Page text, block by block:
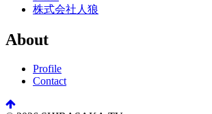
株式会社人狼
About
Profile
Contact